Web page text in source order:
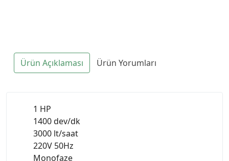
Ürün Açıklaması Ürün Yorumları
1 HP
1400 dev/dk
3000 lt/saat
220V 50Hz
Monofaze